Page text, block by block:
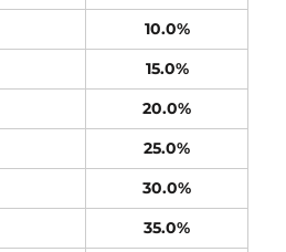
10.0%
15.0%
20.0%
25.0%
30.0%
35.0%